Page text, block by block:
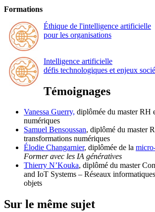
Formations
Éthique de l'intelligence artificielle
pour les organisations
Intelligence artificielle
défis technologiques et enjeux
Témoignages
Vanessa Guerry, diplômée du master RH
numériques
Samuel Bensoussan, diplômé du master
transformations numériques
Élodie Changarnier, diplômée de la
Former avec les IA génératives
Thierry N’Kouka, diplômé du master
and IoT Systems – Réseaux
objets
Sur le même sujet